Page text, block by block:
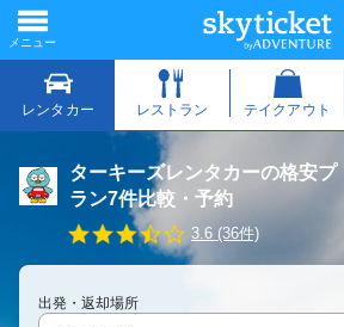
ターキーズレンタカーの格安プ
ラン7件比較・予約
3
.
7
t
3.6 (36件)
出発・返却場所